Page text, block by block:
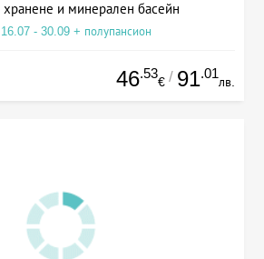
и минерален басейн
- 30.09 + полупансион
46.53
€ / 91.01
лв.